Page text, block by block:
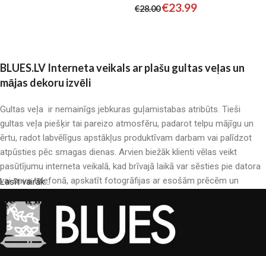
€28.00€23.99
BLUES.LV Interneta veikals ar plašu gultas veļas un
mājas dekoru izvēli
Gultas veļa ir nemainīgs jebkuras guļamistabas atribūts. Tieši
gultas veļa piešķir tai pareizo atmosfēru, padarot telpu mājīgu un
ērtu, radot labvēlīgus apstākļus produktīvam darbam vai palīdzot
atpūsties pēc smagas dienas. Arvien biežāk klienti vēlas veikt
pasūtījumu interneta veikalā, kad brīvajā laikā var sēsties pie datora
vai sava telefonā, apskatīt fotogrāfijas ar esošām prēcēm un
veļas katalogs: pieejamas gan kokvilnas, gan kokvilna satīna gultas
veļas.
Gultas veļas ražošana ir moderns mākslas veids
Lasīt vairāk...